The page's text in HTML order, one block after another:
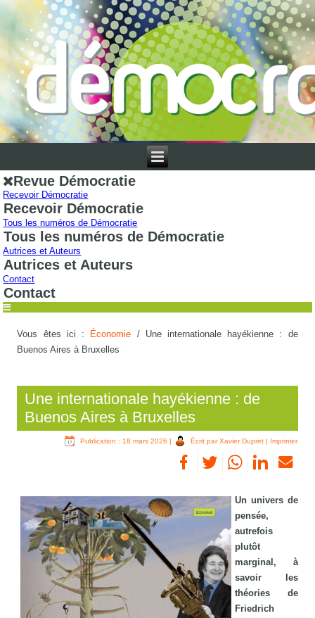
Revue Démocratie
Recevoir Démocratie
Recevoir Démocratie
Tous les numéros de Démocratie
Tous les numéros de Démocratie
Autrices et Auteurs
Autrices et Auteurs
Contact
Contact
Vous êtes ici : Économie / Une internationale hayékienne : de
Buenos Aires à Bruxelles
Une internationale hayékienne : de
Buenos Aires à Bruxelles
Publication : 18 mars 2026 | Écrit par Xavier Dupret| Imprimer
Un univers de
pensée,
autrefois
plutôt
marginal, à
savoir les
théories de
Friedrich